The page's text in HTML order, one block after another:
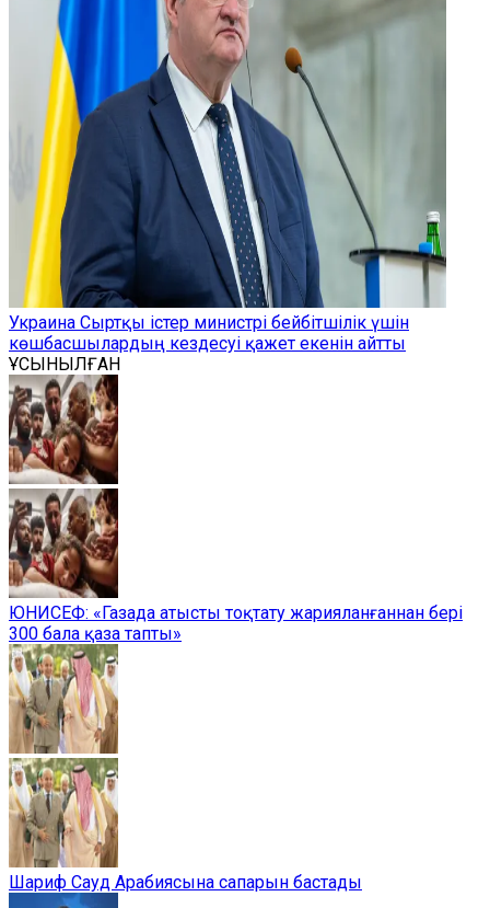
Украина Сыртқы істер министрі бейбітшілік үшін
көшбасшылардың кездесуі қажет екенін айтты
ҰСЫНЫЛҒАН
ЮНИСЕФ: «Газада атысты тоқтату жарияланғаннан бері
300 бала қаза тапты»
Шариф Сауд Арабиясына сапарын бастады